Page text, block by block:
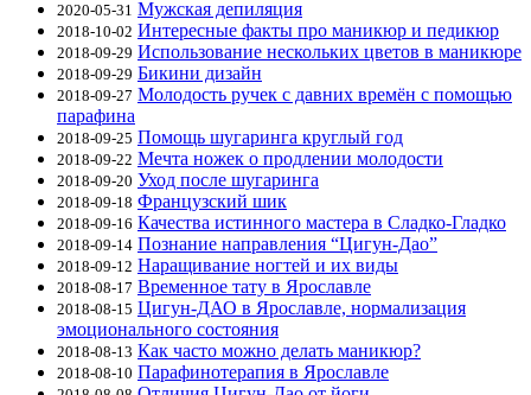
2020-05-31 Мужская депиляция
2018-10-02 Интересные факты про маникюр и педикюр
2018-09-29 Использование нескольких цветов в маникюре
2018-09-29 Бикини дизайн
2018-09-27 Молодость ручек с давних времён с помощью
парафина
2018-09-25 Помощь шугаринга круглый год
2018-09-22 Мечта ножек о продлении молодости
2018-09-20 Уход после шугаринга
2018-09-18 Французский шик
2018-09-16 Качества истинного мастера в Сладко-Гладко
2018-09-14 Познание направления “Цигун-Дао”
2018-09-12 Наращивание ногтей и их виды
2018-08-17 Временное тату в Ярославле
2018-08-15 Цигун-ДАО в Ярославле, нормализация
эмоционального состояния
2018-08-13 Как часто можно делать маникюр?
2018-08-10 Парафинотерапия в Ярославле